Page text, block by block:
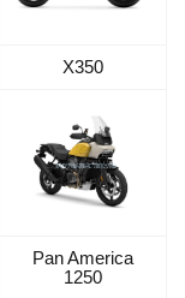
X350
Pan America
1250